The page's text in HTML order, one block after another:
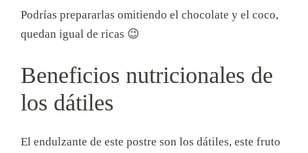
Podrías prepararlas omitiendo el chocolate y el coco,
quedan igual de ricas 😉
Beneficios nutricionales de
los dátiles
El endulzante de este postre son los dátiles, este fruto